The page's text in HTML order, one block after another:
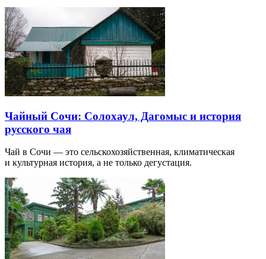
Чайный Сочи: Солохаул, Дагомыс и история
русского чая
Чай в Сочи — это сельскохозяйственная, климатическая
и культурная история, а не только дегустация.